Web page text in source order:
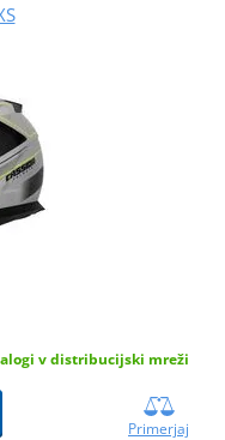
v distribucijski mreži
Primerjaj